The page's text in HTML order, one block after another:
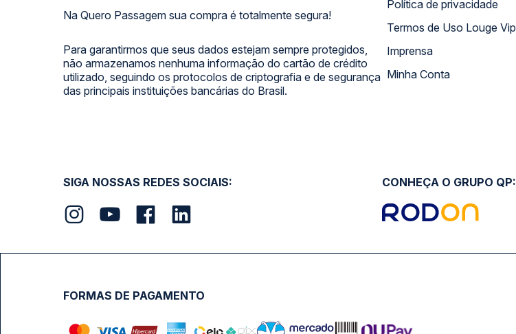
Na Quero Passagem sua compra é totalmente segura!
Para garantirmos que seus dados estejam sempre protegidos,
não armazenamos nenhuma informação do cartão de crédito
utilizado, seguindo os protocolos de criptografia e de segurança
das principais instituições bancárias do Brasil.
Política de privacidade
Termos de Uso Louge Vip
Imprensa
Minha Conta
SIGA NOSSAS REDES SOCIAIS: CONHEÇA O GRUPO QP:
FORMAS DE PAGAMENTO